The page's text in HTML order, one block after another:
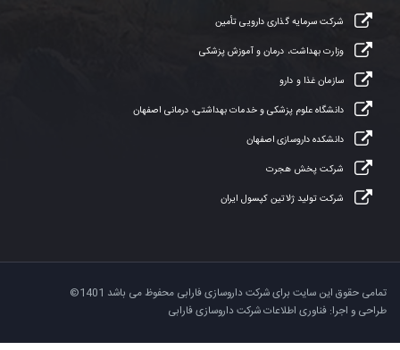
شرکت سرمایه گذاری دارویی تأمین
وزارت بهداشت، درمان و آموزش پزشکی
سازمان غذا و دارو
دانشگاه علوم پزشکی و خدمات بهداشتی، درمانی اصفهان
دانشکده داروسازی اصفهان
شرکت پخش هجرت
شرکت تولید ژلاتین کپسول ایران
تمامی حقوق این سایت برای شرکت داروسازی فارابی محفوظ می باشد 1401©
طراحی و اجرا: فناوری اطلاعات شرکت داروسازی فارابی